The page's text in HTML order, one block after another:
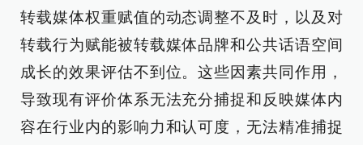
转载媒体权重赋值的动态调整不及时，以及对
转载行为赋能被转载媒体品牌和公共话语空间
成长的效果评估不到位。这些因素共同作用，
导致现有评价体系无法充分捕捉和反映媒体内
容在行业内的影响力和认可度，无法精准捕捉